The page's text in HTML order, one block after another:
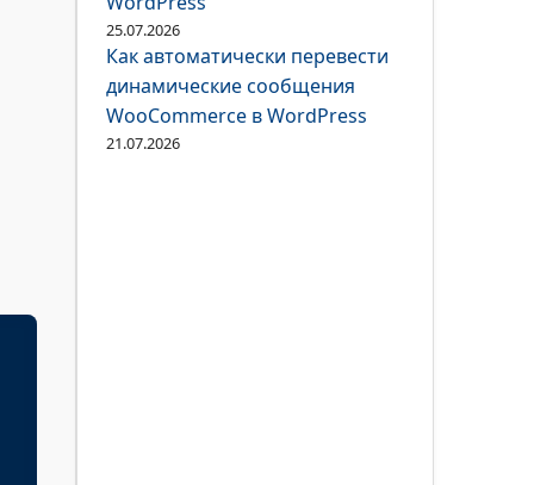
25.07.2026
Как автоматически перевести
динамические сообщения
WooCommerce в WordPress
21.07.2026